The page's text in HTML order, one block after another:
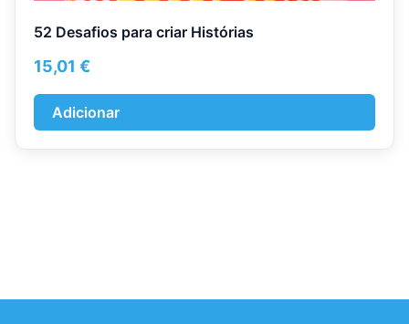
52 Desafios para criar Histórias
15,01 €
Adicionar